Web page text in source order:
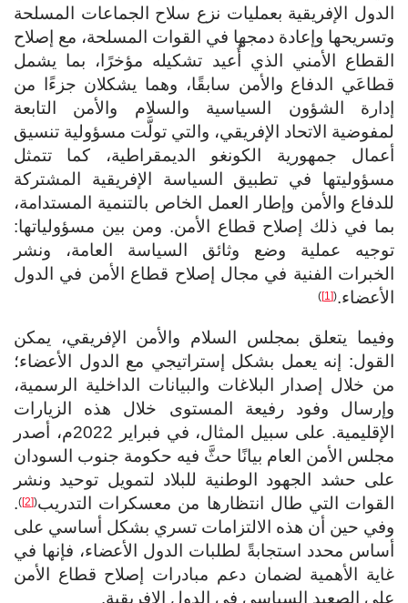
الدول الإفريقية بعمليات نزع سلاح الجماعات المسلحة
وتسريحها وإعادة دمجها في القوات المسلحة، مع إصلاح
القطاع الأمني الذي أُعيد تشكيله مؤخرًا، بما يشمل
قطاعَي الدفاع والأمن سابقًا، وهما يشكلان جزءًا من
إدارة الشؤون السياسية والسلام والأمن التابعة
لمفوضية الاتحاد الإفريقي، والتي تولَّت مسؤولية تنسيق
أعمال جمهورية الكونغو الديمقراطية، كما تتمثل
مسؤوليتها في تطبيق السياسة الإفريقية المشتركة
للدفاع والأمن وإطار العمل الخاص بالتنمية المستدامة،
بما في ذلك إصلاح قطاع الأمن. ومن بين مسؤولياتها:
توجيه عملية وضع وثائق السياسة العامة، ونشر
الخبرات الفنية في مجال إصلاح قطاع الأمن في الدول
الأعضاء.(
[1]
)
وفيما يتعلق بمجلس السلام والأمن الإفريقي، يمكن
القول: إنه يعمل بشكل إستراتيجي مع الدول الأعضاء؛
من خلال إصدار البلاغات والبيانات الداخلية الرسمية،
وإرسال وفود رفيعة المستوى خلال هذه الزيارات
الإقليمية. على سبيل المثال، في فبراير 2022م، أصدر
مجلس الأمن العام بيانًا حثَّ فيه حكومة جنوب السودان
على حشد الجهود الوطنية للبلاد لتمويل توحيد ونشر
القوات التي طال انتظارها من معسكرات التدريب(
[2]
)
.
وفي حين أن هذه الالتزامات تسري بشكل أساسي على
أساس محدد استجابةً لطلبات الدول الأعضاء، فإنها في
غاية الأهمية لضمان دعم مبادرات إصلاح قطاع الأمن
على الصعيد السياسي في الدول الإفريقية.